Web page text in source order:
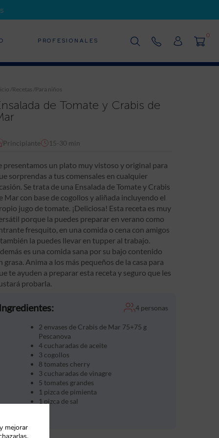
PROFESIONALES
0
/Recetas/Para niños
de Tomate y Crabis de
Principiante 15-30 min
presentamos un plato muy vistoso y original para
sorprendas a tus comensales en cualquier
Se trata de una Ensalada de Tomate y Crabis
Mar con base de cogollos y aliñada incluyendo el
jugo de tomate. ¡Deliciosa! Esta receta es muy
porque la puedes preparar en verano como
fresquito, en una comida o cena con amigos
la puedes llevar en tupper al trabajo.
es una comida sana por su bajo contenido
grasa. Anima a los más pequeños de la casa para
te ayuden a preparar esta receta y seguro que les
probarla.
4 personas
2 envases de Crabis de Mar 75+75 g
Pescanova
4 cucharadas de aceite
3 cogollos
8 tomates cherry
3 cucharadas de vinagre
5 tomates grandes
1 pizca de pimienta
1 pizca de sal
mejorar